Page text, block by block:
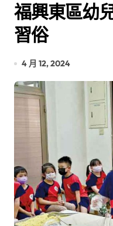
福興東區幼
習俗
4 月 12, 2024